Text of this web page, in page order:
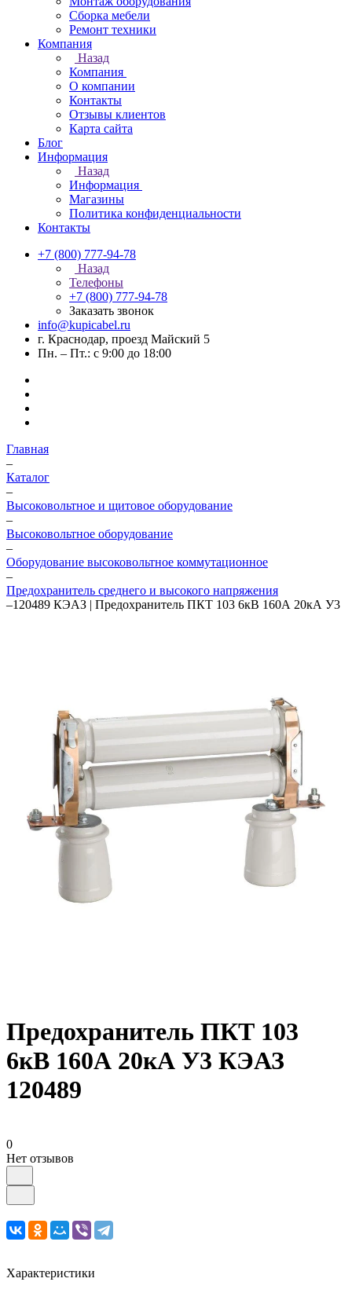
Сборка мебели
Ремонт техники
Компания
Назад
Компания
О компании
Контакты
Отзывы клиентов
Карта сайта
Блог
Информация
Назад
Информация
Магазины
Политика конфиденциальности
Контакты
+7 (800) 777-94-78
Назад
Телефоны
+7 (800) 777-94-78
Заказать звонок
info@kupicabel.ru
г. Краснодар, проезд Майский 5
Пн. – Пт.: с 9:00 до 18:00
Главная
–
Каталог
–
Высоковольтное и щитовое оборудование
–
Высоковольтное оборудование
–
Оборудование высоковольтное коммутационное
–
Предохранитель среднего и высокого напряжения
–120489 КЭАЗ | Предохранитель ПКТ 103 6кВ 160А 20кА У3
Предохранитель ПКТ 103
6кВ 160А 20кА У3 КЭАЗ
120489
0
Нет отзывов
Характеристики